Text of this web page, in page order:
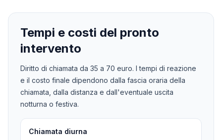
Tempi e costi del pronto
intervento
Diritto di chiamata da 35 a 70 euro. I tempi di reazione
e il costo finale dipendono dalla fascia oraria della
chiamata, dalla distanza e dall'eventuale uscita
notturna o festiva.
Chiamata diurna